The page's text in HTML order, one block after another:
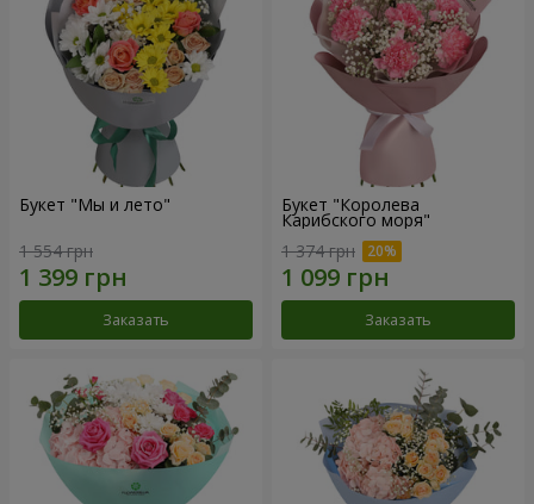
Букет "Мы и лето"
1 554 грн
Заказать
Букет "Королева
Карибского моря"
1 374 грн
Заказать